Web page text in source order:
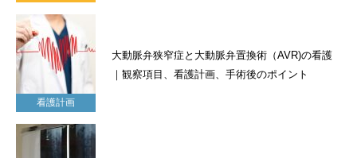
看護計画
大動脈弁狭窄症と大動脈弁置換術（AVR)の看護
｜観察項目、看護計画、手術後のポイント